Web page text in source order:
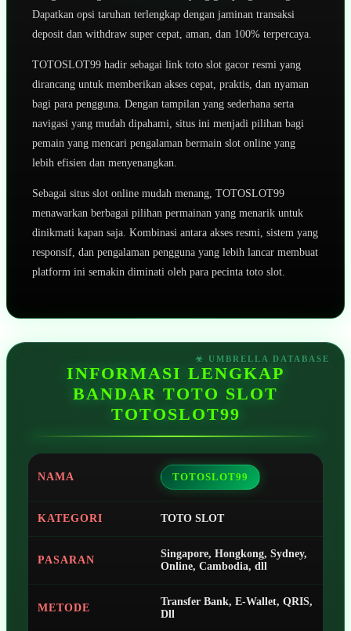
Dapatkan opsi taruhan terlengkap dengan jaminan transaksi
deposit dan withdraw super cepat, aman, dan 100% terpercaya.
TOTOSLOT99 hadir sebagai link toto slot gacor resmi yang
dirancang untuk memberikan akses cepat, praktis, dan nyaman
bagi para pengguna. Dengan tampilan yang sederhana serta
navigasi yang mudah dipahami, situs ini menjadi pilihan bagi
pemain yang mencari pengalaman bermain slot online yang
lebih efisien dan menyenangkan.
Sebagai situs slot online mudah menang, TOTOSLOT99
menawarkan berbagai pilihan permainan yang menarik untuk
dinikmati kapan saja. Kombinasi antara akses resmi, sistem yang
responsif, dan pengalaman pengguna yang lebih lancar membuat
platform ini semakin diminati oleh para pecinta toto slot.
INFORMASI LENGKAP
BANDAR TOTO SLOT
TOTOSLOT99
NAMA TOTOSLOT99
KATEGORI TOTO SLOT
PASARAN
Singapore, Hongkong, Sydney,
Online, Cambodia, dll
METODE
Transfer Bank, E-Wallet, QRIS,
Dll